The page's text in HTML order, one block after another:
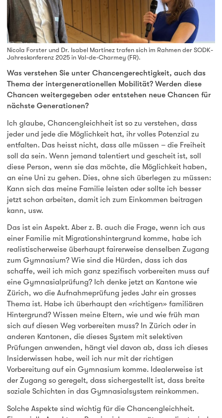
Nicola Forster und Dr. Isabel Martínez trafen sich im Rahmen der SODK-
Jahreskonferenz 2025 in Val-de-Charmey (FR).
Was verstehen Sie unter Chancengerechtigkeit, auch das
Thema der intergenerationellen Mobilität? Werden diese
Chancen weitergegeben oder entstehen neue Chancen für
nächste Generationen?
Ich glaube, Chancengleichheit ist so zu verstehen, dass
jeder und jede die Möglichkeit hat, ihr volles Potenzial zu
entfalten. Das heisst nicht, dass alle müssen – die Freiheit
soll da sein. Wenn jemand talentiert und gescheit ist, soll
diese Person, wenn sie das möchte, die Möglichkeit haben,
an eine Uni zu gehen. Dies, ohne sich überlegen zu müssen:
Kann sich das meine Familie leisten oder sollte ich besser
jetzt schon arbeiten, damit ich zum Einkommen beitragen
kann, usw.
Das ist ein Aspekt. Aber z. B. auch die Frage, wenn ich aus
einer Familie mit Migrationshintergrund komme, habe ich
realistischerweise überhaupt fairerweise denselben Zugang
zum Gymnasium? Wie sind die Hürden, dass ich das
schaffe, weil ich mich ganz spezifisch vorbereiten muss auf
eine Gymnasialprüfung? Ich denke jetzt an Kantone wie
Zürich, wo die Aufnahmeprüfung jedes Jahr ein grosses
Thema ist. Habe ich überhaupt den «richtigen» familiären
Hintergrund? Wissen meine Eltern, wie und wie früh man
sich auf diesen Weg vorbereiten muss? In Zürich oder in
anderen Kantonen, die dieses System mit selektiven
Prüfungen anwenden, hängt viel davon ab, dass ich dieses
Insiderwissen habe, weil ich nur mit der richtigen
Vorbereitung auf ein Gymnasium komme. Idealerweise ist
der Zugang so geregelt, dass sichergestellt ist, dass breite
soziale Schichten in das Gymnasialsystem reinkommen.
Solche Aspekte sind wichtig für die Chancengleichheit.